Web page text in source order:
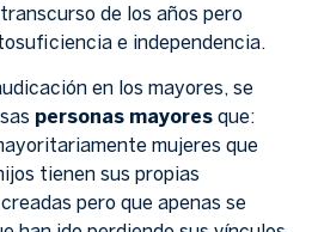
de los años pero
e independencia.
en los mayores, se
personas mayores que:
mujeres que
tienen sus propias
pero que apenas se